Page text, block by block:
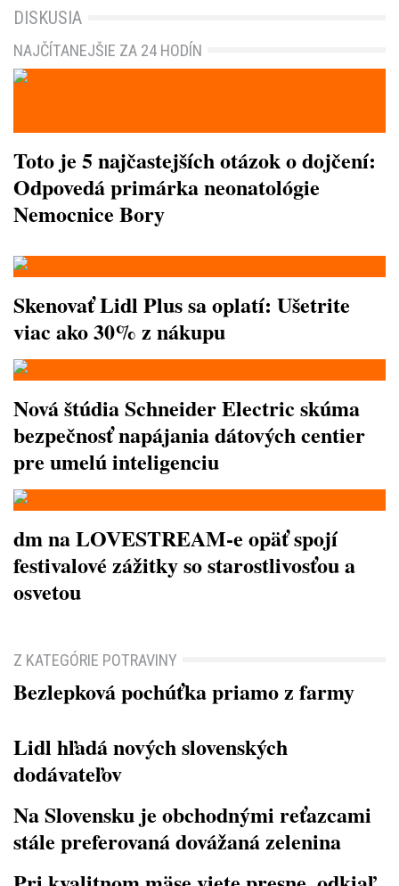
DISKUSIA
NAJČÍTANEJŠIE ZA 24 HODÍN
Toto je 5 najčastejších otázok o dojčení:
Odpovedá primárka neonatológie
Nemocnice Bory
Skenovať Lidl Plus sa oplatí: Ušetrite
viac ako 30% z nákupu
Nová štúdia Schneider Electric skúma
bezpečnosť napájania dátových centier
pre umelú inteligenciu
dm na LOVESTREAM-e opäť spojí
festivalové zážitky so starostlivosťou a
osvetou
Z KATEGÓRIE POTRAVINY
Bezlepková pochúťka priamo z farmy
Lidl hľadá nových slovenských
dodávateľov
Na Slovensku je obchodnými reťazcami
stále preferovaná dovážaná zelenina